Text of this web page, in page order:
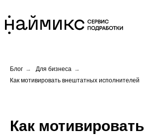
Блог → Для бизнеса →
Как мотивировать внештатных исполнителей
Как мотивировать